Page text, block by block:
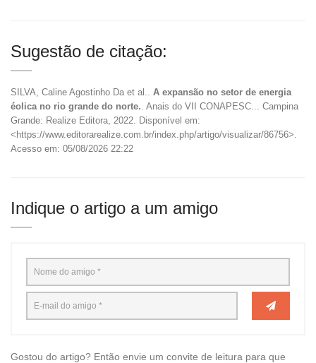
Sugestão de citação:
SILVA, Caline Agostinho Da et al.. A expansão no setor de energia
éolica no rio grande do norte. . Anais do VII CONAPESC... Campina
Grande: Realize Editora, 2022. Disponível em:
<https://www.editorarealize.com.br/index.php/artigo/visualizar/86756>.
Acesso em: 05/08/2026 22:22
Indique o artigo a um amigo
Gostou do artigo? Então envie um convite de leitura para que